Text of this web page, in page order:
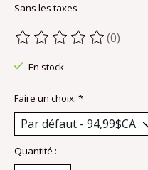
Sans les taxes
Ce produit est évalué à
(0)
En stock
Faire un choix: *
Quantité :